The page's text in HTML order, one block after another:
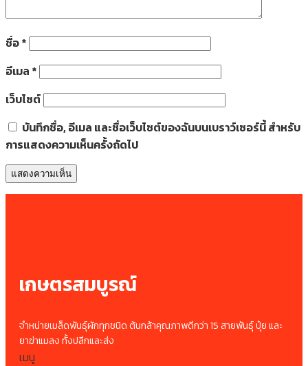
ชื่อ*
อีเมล *
เว็บไซต์
บันทึกชื่อ, อีเมล และชื่อเว็บไซต์ของฉันบนเบราว์เซอร์นี้ สำหรับ
การแสดงความเห็นครั้งถัดไป
เกษตรสมบูรณ์
จำหน่ายเมล็ดพันธุ์ผักทุกชนิด ต้นกล้าคุณภาพดีกว่า 15 สายพันธุ์ ปุ๋ย และ
ยาฆ่าแมลง ทั้งปลีกและส่ง
เมนู